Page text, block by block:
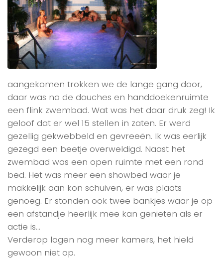
aangekomen trokken we de lange gang door,
daar was na de douches en handdoekenruimte
een flink zwembad. Wat was het daar druk zeg! Ik
geloof dat er wel 15 stellen in zaten. Er werd
gezellig gekwebbeld en gevreeën. Ik was eerlijk
gezegd een beetje overweldigd. Naast het
zwembad was een open ruimte met een rond
bed. Het was meer een showbed waar je
makkelijk aan kon schuiven, er was plaats
genoeg. Er stonden ook twee bankjes waar je op
een afstandje heerlijk mee kan genieten als er
actie is…
Verderop lagen nog meer kamers, het hield
gewoon niet op.